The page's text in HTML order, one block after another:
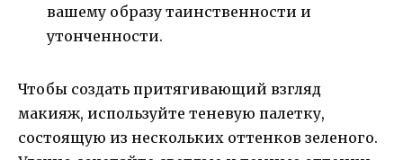
вашему образу таинственности и
утонченности.
Чтобы создать притягивающий взгляд
макияж, используйте теневую палетку,
состоящую из нескольких оттенков зеленого.